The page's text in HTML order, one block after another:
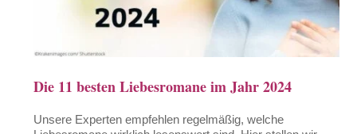
Die 11 besten Liebesromane im Jahr 2024
Unsere Experten empfehlen regelmäßig, welche